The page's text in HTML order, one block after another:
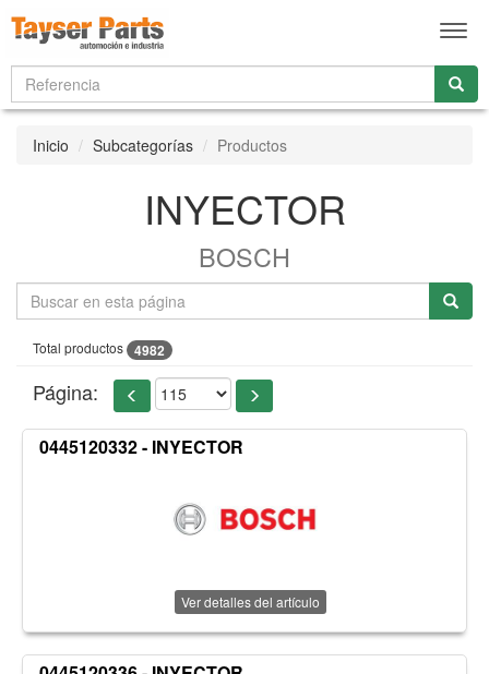
Inicio Subcategorías Productos
INYECTOR
BOSCH
Total productos 4982
Página:
0445120332 - INYECTOR
Ver detalles del artículo